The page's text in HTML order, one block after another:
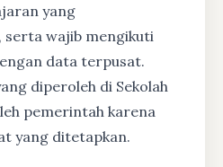
yang
wajib mengikuti
data terpusat.
diperoleh di Sekolah
pemerintah karena
yang ditetapkan.